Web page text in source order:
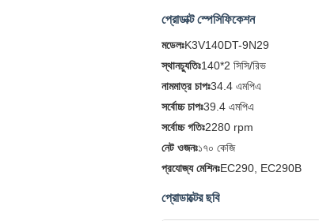
প্রোডাক্ট স্পেসিফিকেশন
মডেলঃK3V140DT-9N29
স্থানচ্যুতিঃ140*2 সিসি/রিভ
নামমাত্র চাপঃ34.4 এমপিএ
সর্বোচ্চ চাপঃ39.4 এমপিএ
সর্বোচ্চ গতিঃ2280 rpm
নেট ওজনঃ১৭০ কেজি
প্রযোজ্য মেশিনঃEC290, EC290B
প্রোডাক্টের ছবি